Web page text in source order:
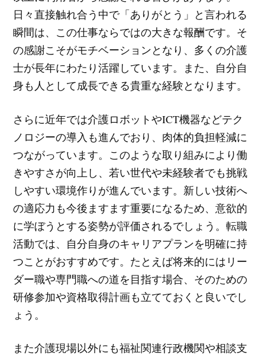
日々直接触れ合う中で「ありがとう」と言われる
瞬間は、この仕事ならではの大きな報酬です。そ
の感謝こそがモチベーションとなり、多くの介護
士が長年にわたり活躍しています。また、自分自
身も人として成長できる貴重な経験となります。
さらに近年では介護ロボットやICT機器などテク
ノロジーの導入も進んでおり、肉体的負担軽減に
つながっています。このような取り組みにより働
きやすさが向上し、若い世代や未経験者でも挑戦
しやすい環境作りが進んでいます。新しい技術へ
の適応力も今後ますます重要になるため、意欲的
に学ぼうとする姿勢が評価されるでしょう。転職
活動では、自分自身のキャリアプランを明確に持
つことがおすすめです。たとえば将来的にはリー
ダー職や専門職への道を目指す場合、そのための
研修参加や資格取得計画も立てておくと良いでし
ょう。
また介護現場以外にも福祉関連行政機関や相談支